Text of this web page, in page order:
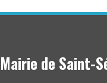
Mairie de Saint-